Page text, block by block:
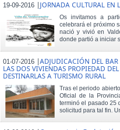
19-09-2016 |JORNADA CULTURAL EN
Os invitamos a
celebrará el próximo
nació y vivió en
donde partió a iniciar
01-07-2016 |ADJUDICACIÓN DEL
LAS DOS VIVIENDAS PROPIEDAD
DESTINARLAS A TURISMO RURAL
Tras el periodo
Oficial de la
terminó el pasado 25
solicitud para tal fin.